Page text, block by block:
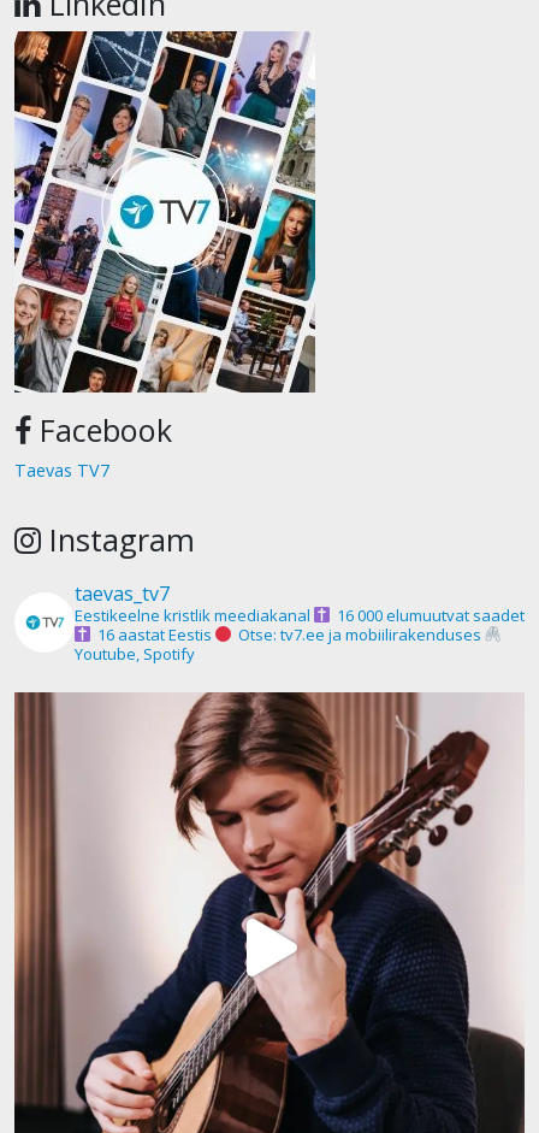
Facebook
Taevas TV7
Instagram
taevas_tv7
Eestikeelne kristlik meediakanal
16 000 elumuutvat saadet
16 aastat Eestis
Otse: tv7.ee ja mobiilirakenduses
Youtube, Spotify